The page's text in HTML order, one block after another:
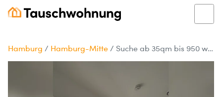
Hamburg / Hamburg-Mitte / Suche ab 35qm bis 950 warm - biete 67qm 1320 warm